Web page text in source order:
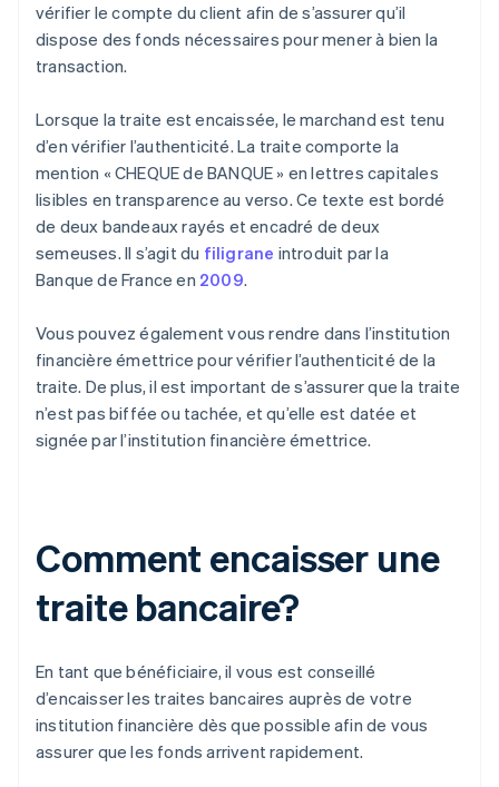
vérifier le compte du client afin de s’assurer qu’il
dispose des fonds nécessaires pour mener à bien la
transaction.
Lorsque la traite est encaissée, le marchand est tenu
d’en vérifier l’authenticité. La traite comporte la
mention « CHEQUE de BANQUE » en lettres capitales
lisibles en transparence au verso. Ce texte est bordé
de deux bandeaux rayés et encadré de deux
semeuses. Il s’agit du filigrane introduit par la
Banque de France en 2009.
Vous pouvez également vous rendre dans l’institution
financière émettrice pour vérifier l’authenticité de la
traite. De plus, il est important de s’assurer que la traite
n’est pas biffée ou tachée, et qu’elle est datée et
signée par l’institution financière émettrice.
Comment encaisser une
traite bancaire?
En tant que bénéficiaire, il vous est conseillé
d’encaisser les traites bancaires auprès de votre
institution financière dès que possible afin de vous
assurer que les fonds arrivent rapidement.